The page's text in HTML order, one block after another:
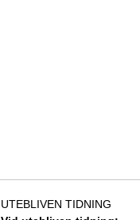
UTEBLIVEN TIDNING